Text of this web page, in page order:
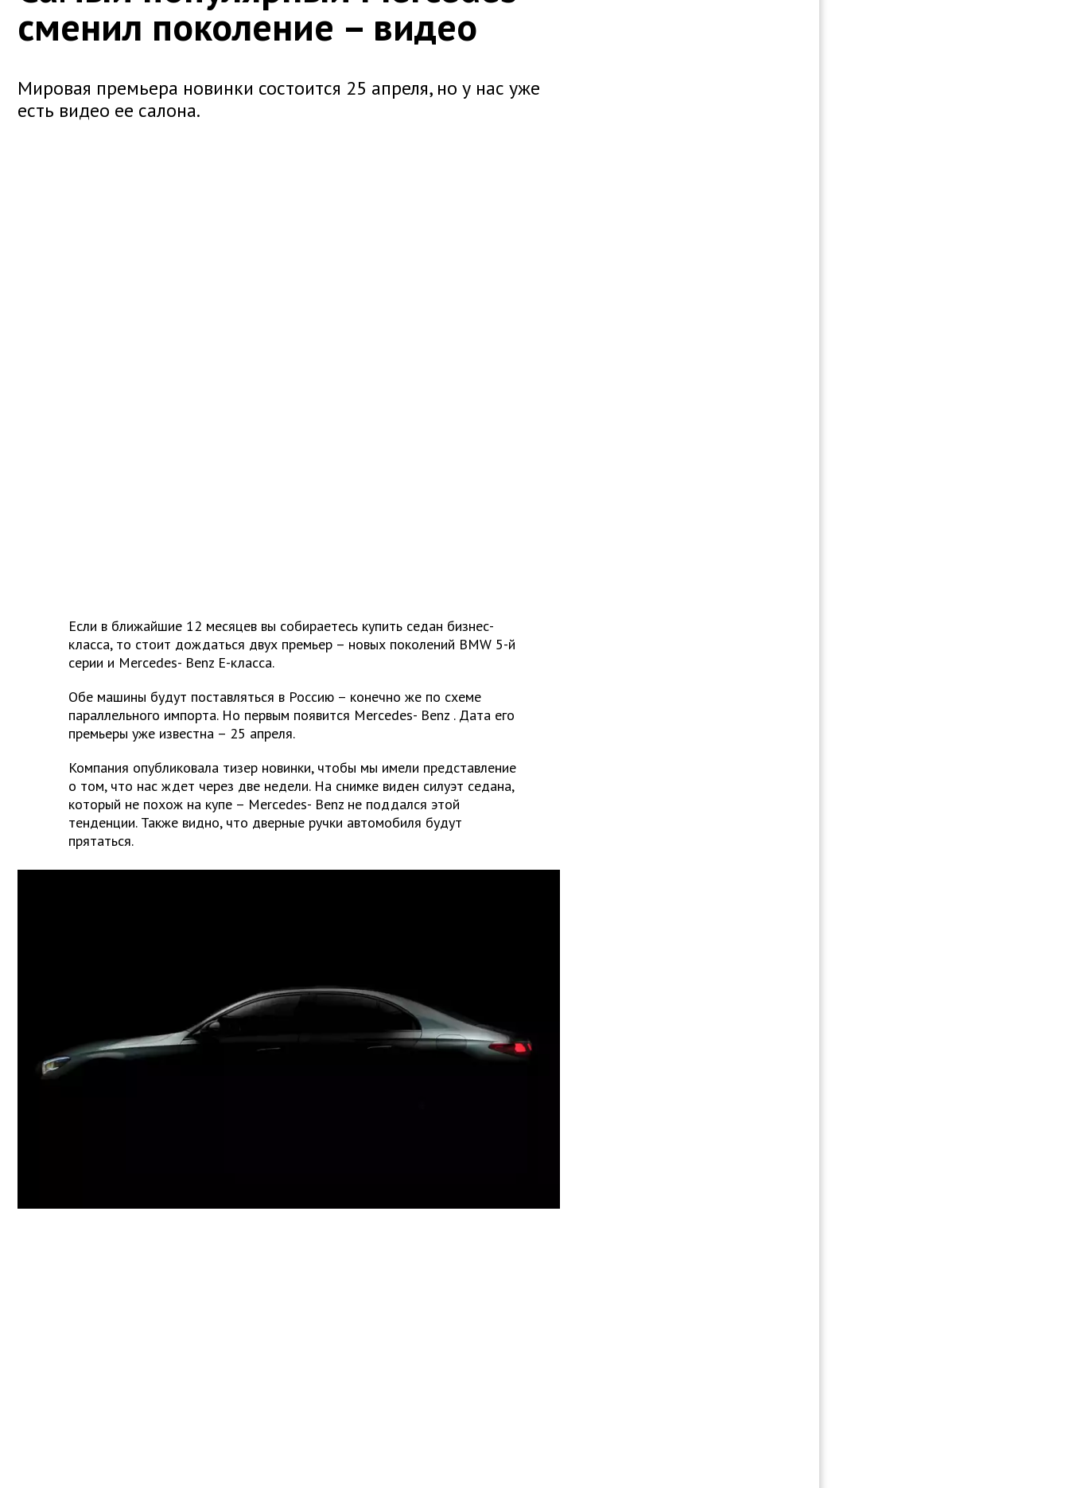
сменил поколение – видео
Мировая премьера новинки состоится 25 апреля, но у нас уже
есть видео ее салона.
Если в ближайшие 12 месяцев вы собираетесь купить седан бизнес-
класса, то стоит дождаться двух премьер – новых поколений BMW 5-й
серии и Mercedes- Benz E-класса.
Обе машины будут поставляться в Россию – конечно же по схеме
параллельного импорта. Но первым появится Mercedes- Benz . Дата его
премьеры уже известна – 25 апреля.
Компания опубликовала тизер новинки, чтобы мы имели представление
о том, что нас ждет через две недели. На снимке виден силуэт седана,
который не похож на купе – Mercedes- Benz не поддался этой
тенденции. Также видно, что дверные ручки автомобиля будут
прятаться.